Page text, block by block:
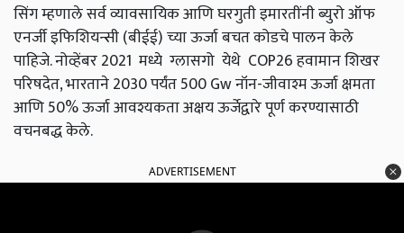
सिंग म्हणाले सर्व व्यावसायिक आणि घरगुती इमारतींनी ब्युरो ऑफ
एनर्जी इफिशियन्सी (बीईई) च्या ऊर्जा बचत कोडचे पालन केले
पाहिजे. नोव्हेंबर 2021 मध्ये ग्लासगो येथे COP26 हवामान शिखर
परिषदेत, भारताने 2030 पर्यंत 500 Gw नॉन-जीवाश्म ऊर्जा क्षमता
आणि 50% ऊर्जा आवश्यकता अक्षय ऊर्जेद्वारे पूर्ण करण्यासाठी
वचनबद्ध केले.
ADVERTISEMENT